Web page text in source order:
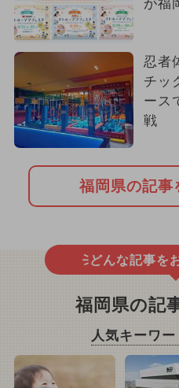
が福
忍者
チッ
ース
戦
福岡県の記事
どんな記事を
福岡県の記
人気キーワ